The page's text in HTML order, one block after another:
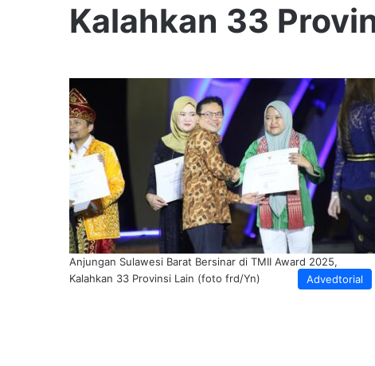
Kalahkan 33
Advedtorial
Anjungan Sulawesi Barat Bersinar di TMII Award 2025,
Kalahkan 33 Provinsi Lain (foto frd/Yn)